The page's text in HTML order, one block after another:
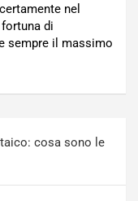
nel
di
sempre il massimo
cosa sono le